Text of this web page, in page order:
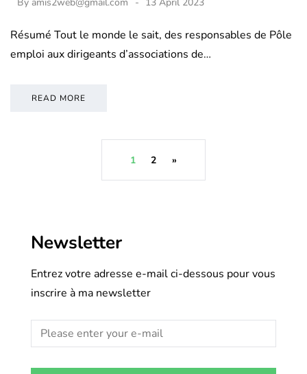
Résumé Tout le monde le sait, des responsables de Pôle
emploi aux dirigeants d’associations de…
READ MORE
1 2 »
Newsletter
Entrez votre adresse e-mail ci-dessous pour vous
inscrire à ma newsletter